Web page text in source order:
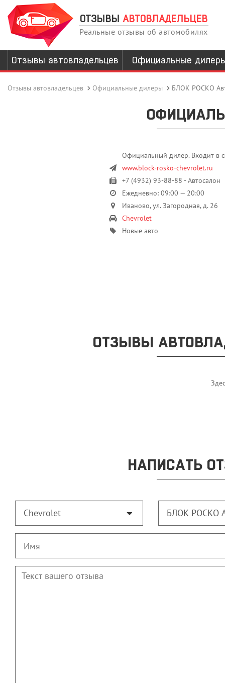
ОТЗЫВЫ АВТОВЛАДЕЛЬЦЕВ
Реальные отзывы об автомобилях
Отзывы автовладельцев Официальные
Отзывы автовладельцев Официальные дилеры БЛОК РОСКО
Официальный дилер. Входит в
www.block-rosko-chevrolet.ru
+7 (4932) 93-88-88 - Автосалон
Ежедневно: 09:00 — 20:00
Иваново, ул. Загородная, д. 26
Chevrolet
Новые авто
ОТЗЫВЫ
НАПИСАТЬ